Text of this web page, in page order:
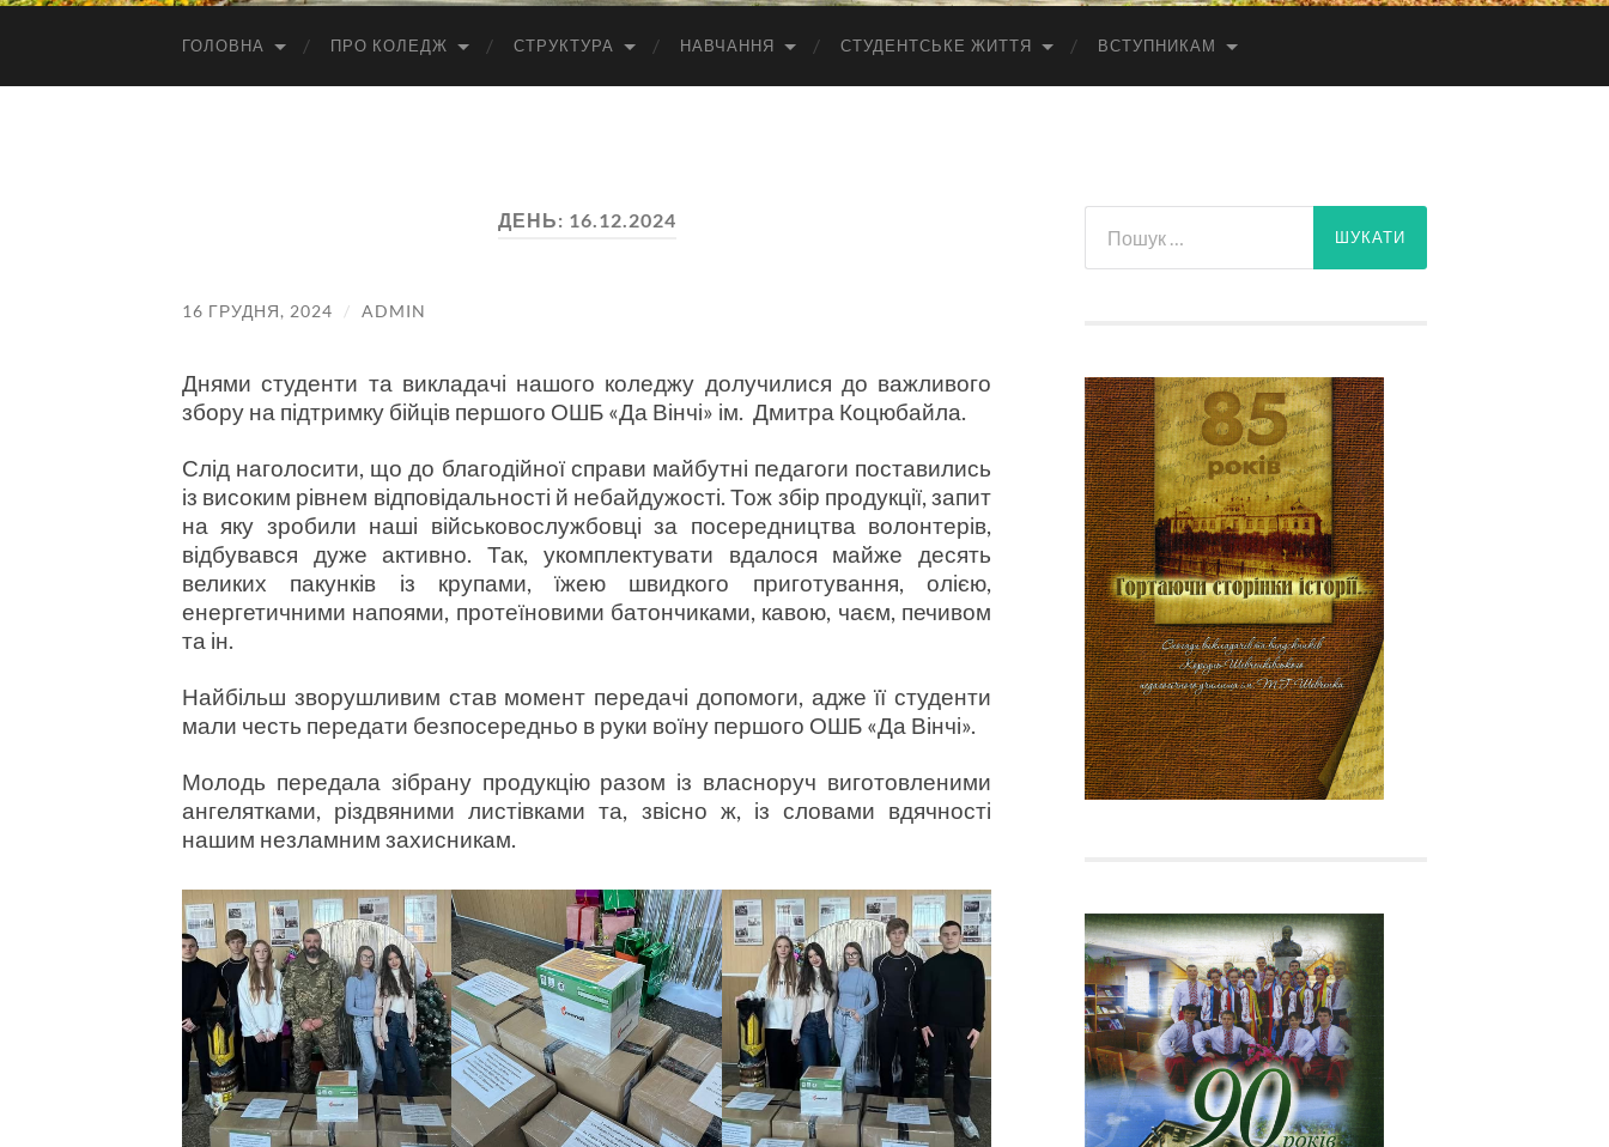
ГОЛОВНА ПРО КОЛЕДЖ СТРУКТУРА НАВЧАННЯ СТУДЕНТСЬКЕ ЖИТТЯ ВСТУПНИКАМ
ДЕНЬ: 16.12.2024
16 ГРУДНЯ, 2024 / ADMIN
Днями студенти та викладачі нашого коледжу долучилися до важливого
збору на підтримку бійців першого ОШБ «Да Вінчі» ім. Дмитра Коцюбайла.
Слід наголосити, що до благодійної справи майбутні педагоги поставились
із високим рівнем відповідальності й небайдужості. Тож збір продукції, запит
на яку зробили наші військовослужбовці за посередництва волонтерів,
відбувався дуже активно. Так, укомплектувати вдалося майже десять
великих пакунків із крупами, їжею швидкого приготування, олією,
енергетичними напоями, протеїновими батончиками, кавою, чаєм, печивом
та ін.
Найбільш зворушливим став момент передачі допомоги, адже її студенти
мали честь передати безпосередньо в руки воїну першого ОШБ «Да Вінчі».
Молодь передала зібрану продукцію разом із власноруч виготовленими
ангелятками, різдвяними листівками та, звісно ж, із словами вдячності
нашим незламним захисникам.